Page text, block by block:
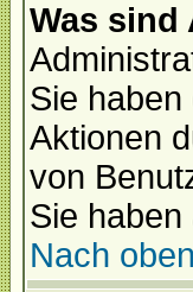
Was sind
Sie
Aktionen
von
Sie
Nach oben